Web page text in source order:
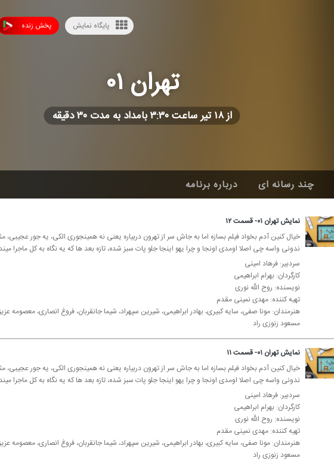
پخش زنده پایگاه نمایش
تهران ۰۱
از ۱۸ تیر ساعت ۳:۳۰ بامداد به مدت ۳۰ دقیقه
چند رسانه ای درباره برنامه
نمایش تهران ۰۱- قسمت ۱۲
خیال كنین آدم بخواد فیلم بسازه اما به جاش سر از تهرون دربیاره یعنی نه همینجوری الكی، یه جور عجیبی،
ندونی واسه چی اصلا اومدی اونجا و چرا یهو اینجا جلو پات سبز شده، تازه بعد ها كه یه نگاه به كل ماجرا
سردبیر: فرهاد امینی
كارگردان: بهرام ابراهیمی
نویسنده: روح الله نوری
تهیه كننده: مهدی نمینی مقدم
هنرمندان: مونا صفی، سایه كبیری، بهادر ابراهیمی، شیرین سپهراد، شیما جانقربان، فروغ انصاری،
مسعود زنوزی راد
نمایش تهران ۰۱- قسمت ۱۱
خیال كنین آدم بخواد فیلم بسازه اما به جاش سر از تهرون دربیاره یعنی نه همینجوری الكی، یه جور عجیبی،
ندونی واسه چی اصلا اومدی اونجا و چرا یهو اینجا جلو پات سبز شده، تازه بعد ها كه یه نگاه به كل ماجرا
سردبیر: فرهاد امینی
كارگردان: بهرام ابراهیمی
نویسنده: روح الله نوری
تهیه كننده: مهدی نمینی مقدم
هنرمندان: مونا صفی، سایه كبیری، بهادر ابراهیمی، شیرین سپهراد، شیما جانقربان، فروغ انصاری،
مسعود زنوزی راد